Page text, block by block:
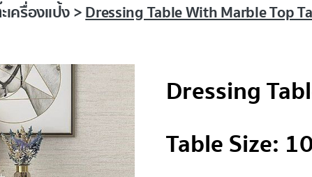
ะเครื่องแป้ง >Dressing Table With Marble Top
Dressing
Table Size: